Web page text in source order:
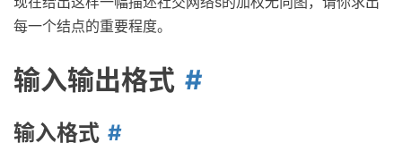
每一个结点的重要程度。
输入输出格式
输入格式